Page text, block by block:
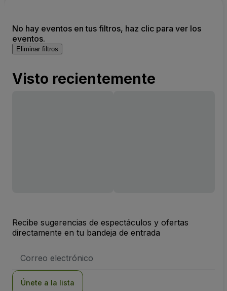
No hay eventos en tus filtros, haz clic para ver los
eventos.
Eliminar filtros
Visto recientemente
Recibe sugerencias de espectáculos y ofertas
directamente en tu bandeja de entrada
de
Únete a la lista